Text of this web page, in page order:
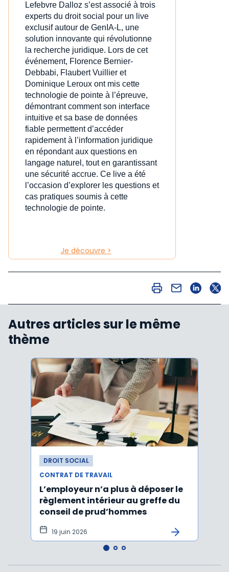
Lefebvre Dalloz s’est associé à trois
experts du droit social pour un live
exclusif autour de GenIA‑L, une
solution innovante qui révolutionne
la recherche juridique. Lors de cet
événement, Florence Bernier-
Debbabi, Flaubert Vuillier et
Dominique Leroux ont mis cette
technologie de pointe à l’épreuve,
démontrant comment son interface
intuitive et sa base de données
fiable permettent d’accéder
rapidement à l’information juridique
en répondant aux questions en
langage naturel, tout en garantissant
une sécurité accrue. Ce live a été
l’occasion d’explorer les questions et
cas pratiques soumis à cette
technologie de pointe.
Je découvre >
Autres articles sur le même
thème
DROIT SOCIAL
CONTRAT DE TRAVAIL
L’employeur n’a plus à déposer le
règlement intérieur au greffe du
conseil de prud’hommes
19 juin 2026